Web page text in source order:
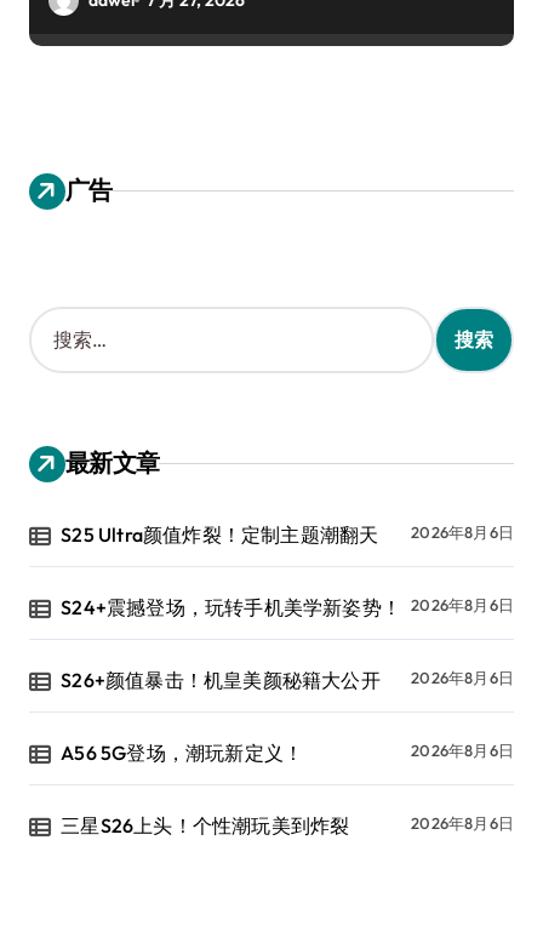
广告
搜
索
：
最新文章
S25 Ultra颜值炸裂！定制主题潮翻天 2026年8月6日
S24+震撼登场，玩转手机美学新姿势！ 2026年8月6日
S26+颜值暴击！机皇美颜秘籍大公开 2026年8月6日
A56 5G登场，潮玩新定义！ 2026年8月6日
三星S26上头！个性潮玩美到炸裂 2026年8月6日